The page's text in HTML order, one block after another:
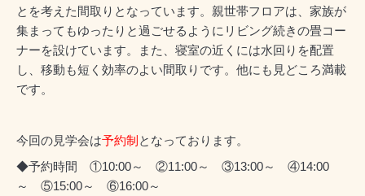
とを考えた間取りとなっています。親世帯フロアは、家族が
集まってもゆったりと過ごせるようにリビング続きの畳コー
ナーを設けています。また、寝室の近くには水回りを配置
し、移動も短く効率のよい間取りです。他にも見どころ満載
です。
今回の見学会は予約制 となっております。
◆予約時間 ①10:00～ ②11:00～ ③13:00～ ④14:00
～ ⑤15:00～ ⑥16:00～